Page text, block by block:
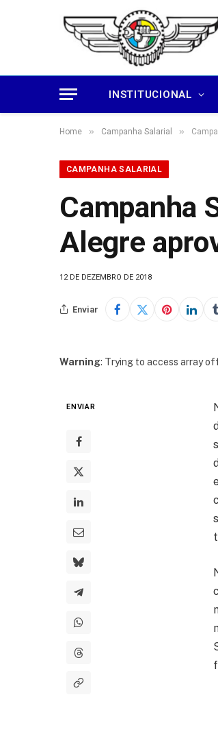
INSTITUCIONAL
Home » Campanha Salarial »
CAMPANHA SALARIAL
Campanha
Alegre
12 DE DEZEMBRO DE 2018
Enviar
Warning: Trying to access array
ENVIAR